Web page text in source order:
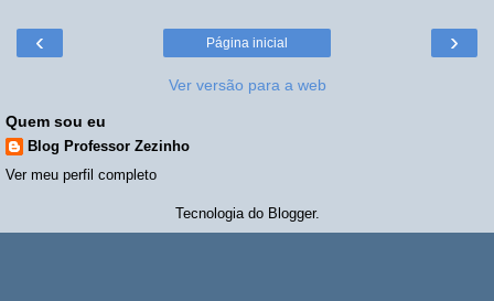
‹ ›
Página inicial
Ver versão para a web
Quem sou eu
Blog Professor Zezinho
Ver meu perfil completo
Tecnologia do Blogger.